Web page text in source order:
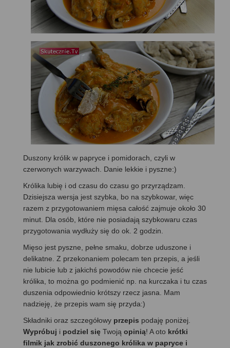
Duszony królik w papryce i pomidorach, czyli w
czerwonych warzywach. Danie lekkie i pyszne:)
Królika lubię i od czasu do czasu go przyrządzam.
Dzisiejsza wersja jest szybka, bo na szybkowar, więc
razem z przygotowaniem mięsa całość zajmuje około 30
minut. Dla osób, które nie posiadają szybkowaru czas
przygotowania wydłuży się do ok. 2 godzin.
Mięso jest pyszne, pełne smaku, dobrze uduszone i
delikatne. Z przekonaniem polecam ten przepis, a jeśli
nie lubicie lub z jakichś powodów nie chcecie jeść
królika, to można go podmienić np. na kurczaka i tu czas
duszenia odpowiednio krótszy rzecz jasna. Mam
nadzieję, że przepis wam się przyda:)
Składniki oraz szczegółowy przepis podaję poniżej.
Wypróbuj i podziel się Twoją opinią! A oto krótki
filmik jak zrobić duszonego królika w papryce i